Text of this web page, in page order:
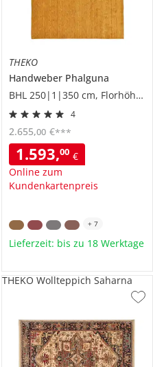
THEKO
Handweber Phalguna
BHL 250|1|350 cm, Florhöhe 0,7 cm
4
1.593,00 €
Online zum
Kundenkartenpreis
2.655,00 €***
+ 7
Lieferzeit: bis zu 18 Werktage
THEKO Wollteppich Saharna